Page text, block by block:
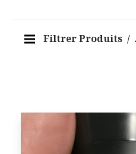
Filtrer Produits